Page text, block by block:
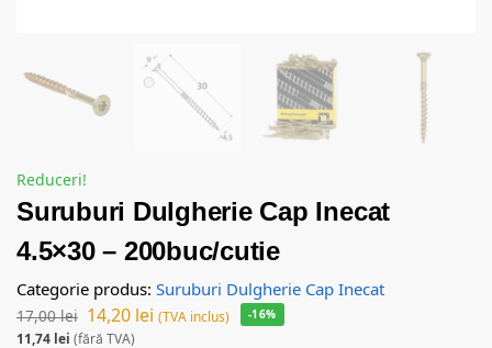
Reduceri!
Suruburi Dulgherie Cap Inecat
4.5×30 – 200buc/cutie
Categorie produs: Suruburi Dulgherie Cap Inecat
17,00lei 14,20 lei (TVA inclus)
11,74 lei (fără TVA)
-16%